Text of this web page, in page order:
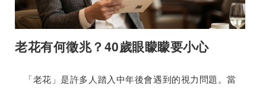
老花有何徵兆？40歲眼矇矇要小心
「老花」是許多人踏入中年後會遇到的視力問題。當